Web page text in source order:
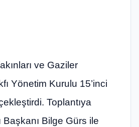
ve Gaziler
Yönetim Kurulu 15’inci
Toplantıya
Bilge Gürs ile